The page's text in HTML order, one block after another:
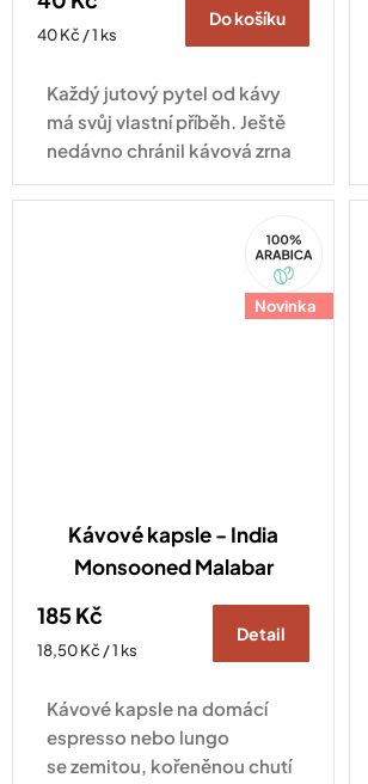
Měrná
40 Kč / 1 ks
Do košíku
Každý jutový pytel od kávy
má svůj vlastní příběh. Ještě
nedávno chránil kávová zrna
při jejich cestě z plantáže do
pražírny, dnes může najít
Novinka
Arabica
Kávové kapsle - India
Monsooned Malabar
185 Kč
Měrná
18,50 Kč / 1 ks
Detail
Kávové kapsle na domácí
espresso nebo lungo
se zemitou, kořeněnou chutí